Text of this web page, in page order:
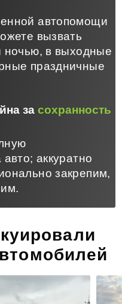
автопомощи
вызвать
ночью, в выходные
праздничные
за сохранность
авто; аккуратно
закрепим,